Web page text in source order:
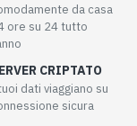
da casa
ore su 24 tutto
CRIPTATO
dati viaggiano su
sicura